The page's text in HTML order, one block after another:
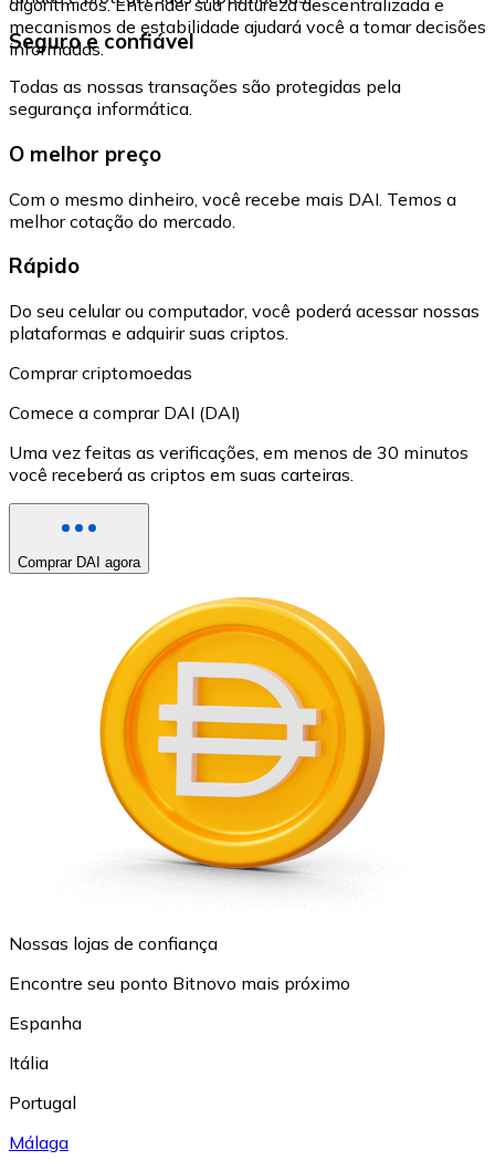
algorítmicos. Entender sua natureza descentralizada e
mecanismos de estabilidade ajudará você a tomar decisões
informadas.
Seguro e confiável
Todas as nossas transações são protegidas pela
segurança informática.
O melhor preço
Com o mesmo dinheiro, você recebe mais DAI. Temos a
melhor cotação do mercado.
Rápido
Do seu celular ou computador, você poderá acessar nossas
plataformas e adquirir suas criptos.
Comprar criptomoedas
Comece a comprar DAI (DAI)
Uma vez feitas as verificações, em menos de 30 minutos
você receberá as criptos em suas carteiras.
Comprar DAI agora
Nossas lojas de confiança
Encontre seu ponto Bitnovo mais próximo
Espanha
Itália
Portugal
Málaga